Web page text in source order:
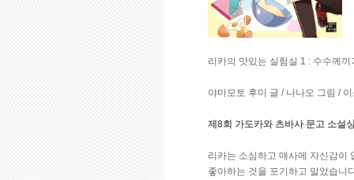
리카의 맛있는 실험실 1 : 수수께
야마모토 후미 글 / 나나오 그림 /
제8회 가도카와 츠바사 문고 소설
리카는 소심하고 매사에 자신감이
좋아하는 것을 포기하고 말았습니